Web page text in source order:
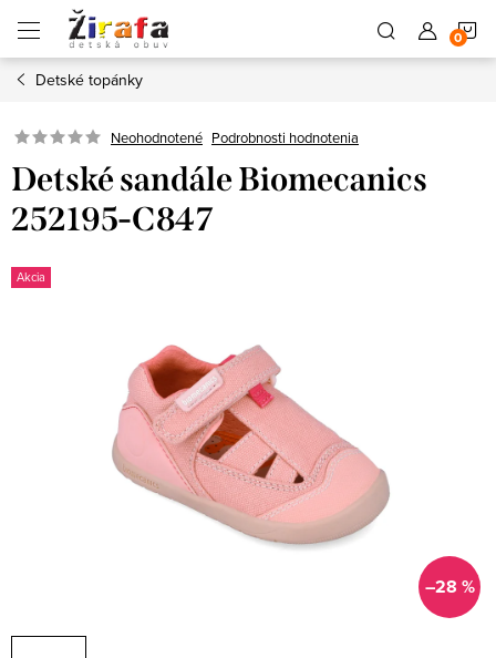
obsah
Detské topánky
Neohodnotené Podrobnosti hodnotenia
Detské sandále Biomecanics
252195-C847
Akcia
–28 %